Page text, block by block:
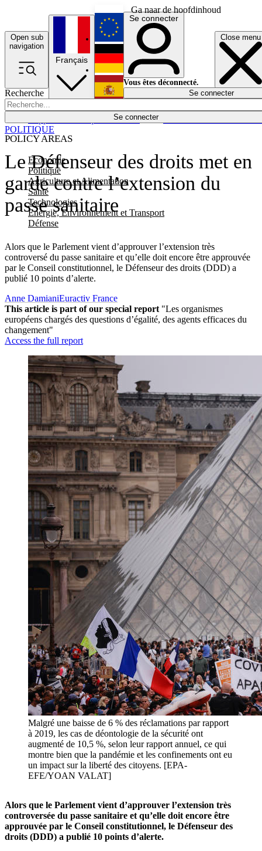
Ga naar de hoofdinhoud
Open sub
navigation
Close menu
Recherche
Se connecter
POLICY AREAS
Economie
Politique
Agriculture et Alimentation
Santé
Technologies
Energie, Environnement et Transport
Défense
Économie
Français
English
Deutsch
Español
Se connecter
Vous êtes déconnecté.
Se connecter
Le Défenseur des droits met en
garde contre l’extension du
passe sanitaire
Alors que le Parlement vient d’approuver l’extension très
controversé du passe sanitaire et qu’elle doit encore être approuvée
par le Conseil constitutionnel, le Défenseur des droits (DDD) a
publié 10 points d’alerte.
POLITIQUE
Anne DamianiEuractiv France
This article is part of our special report "Les organismes
européens chargés des questions d’égalité, des agents efficaces du
changement"
Access the full report
Malgré une baisse de 6 % des réclamations par rapport
à 2019, les cas de déontologie de la sécurité ont
augmenté de 10,5 %, selon leur rapport annuel, ce qui
montre bien que la pandémie et les confinements ont eu
un impact sur la liberté des citoyens. [EPA-
EFE/YOAN VALAT]
Alors que le Parlement vient d’approuver l’extension très
controversée du passe sanitaire et qu’elle doit encore être
approuvée par le Conseil constitutionnel, le Défenseur des
droits (DDD) a publié 10 points d’alerte.